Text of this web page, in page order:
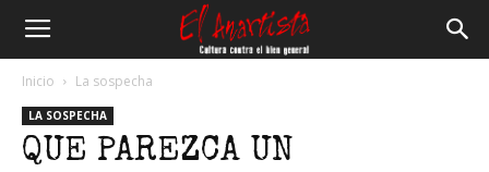
Anartista
Inicio La sospecha
LA SOSPECHA
QUE PAREZCA UN